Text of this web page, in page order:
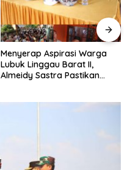
Menyerap Aspirasi Warga
Lubuk Linggau Barat II,
Almeidy Sastra Pastikan